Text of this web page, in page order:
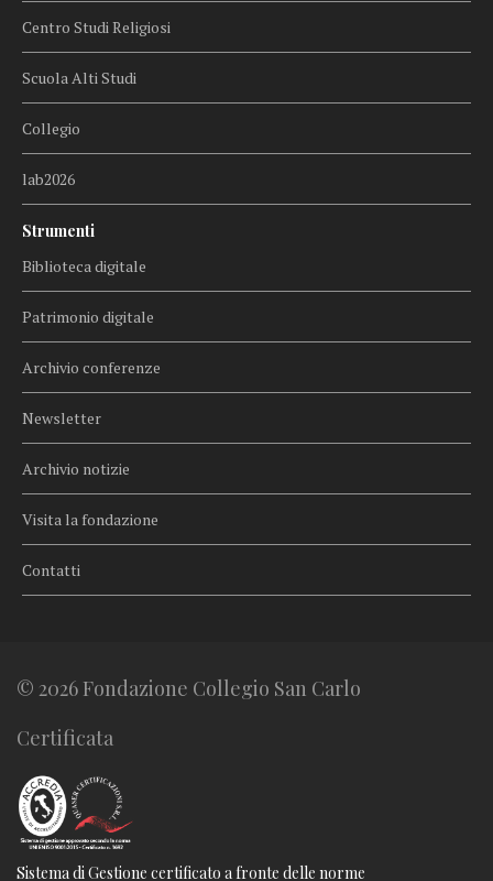
Centro Studi Religiosi
Scuola Alti Studi
Collegio
lab2026
Strumenti
Biblioteca digitale
Patrimonio digitale
Archivio conferenze
Newsletter
Archivio notizie
Visita la fondazione
Contatti
© 2026 Fondazione Collegio San Carlo
Certificata
Sistema di Gestione certificato a fronte delle norme